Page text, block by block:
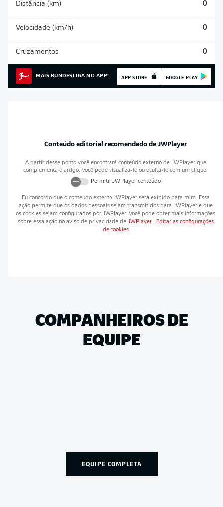
Distância (km) 0
Velocidade (km/h) 0
Cruzamentos 0
MAIS BUNDESLIGA NO APP! APP STORE GOOGLE PLAY
Conteúdo editorial recomendado de JWPlayer
A partir desse ponto você encontrará conteúdo externo de JWPlayerque
complementa o artigo. Você pode visualizá-lo ou ocultá-lo com um clique.
Permitir JWPlayerconteúdo
Eu concordo que o conteúdo externo JWPlayerserá exibido para mim. Essa
ação permite que os dados pessoais sejam transmitidos para JWPlayere que
os cookies sejam configurados por JWPlayer. Você pode obter mais informações
sobre essa ação no aviso de privacidade de JWPlayer
Editar as configurações
de cookies
COMPANHEIROS DE
EQUIPE
EQUIPE COMPLETA